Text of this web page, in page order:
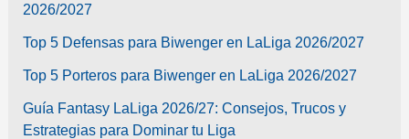
2026/2027
Top 5 Defensas para Biwenger en LaLiga 2026/2027
Top 5 Porteros para Biwenger en LaLiga 2026/2027
Guía Fantasy LaLiga 2026/27: Consejos, Trucos y
Estrategias para Dominar tu Liga